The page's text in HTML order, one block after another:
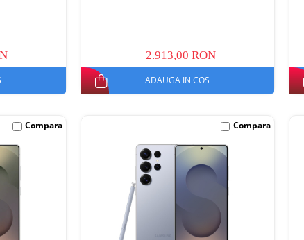
2.913,00 RON
ADAUGA IN COS
Compara Compara